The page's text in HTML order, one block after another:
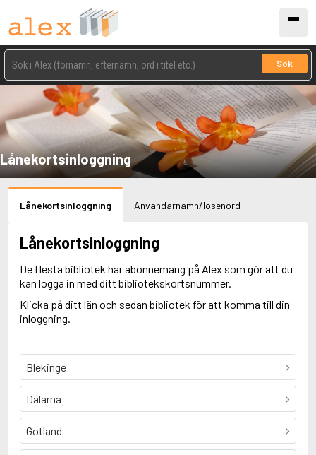
Sök
Lånekortsinloggning
Lånekortsinloggning Användarnamn/lösenord
Lånekortsinloggning
De flesta bibliotek har abonnemang på Alex som gör att du
kan logga in med ditt bibliotekskortsnummer.
Klicka på ditt län och sedan bibliotek för att komma till din
inloggning.
Blekinge
Dalarna
Gotland